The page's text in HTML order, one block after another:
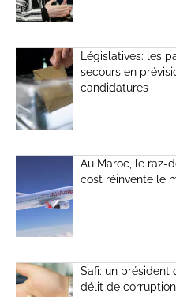
Législatives: les
secours en
candidatures
Au Maroc, le raz-
cost réinvente le
Safi: un président
délit de